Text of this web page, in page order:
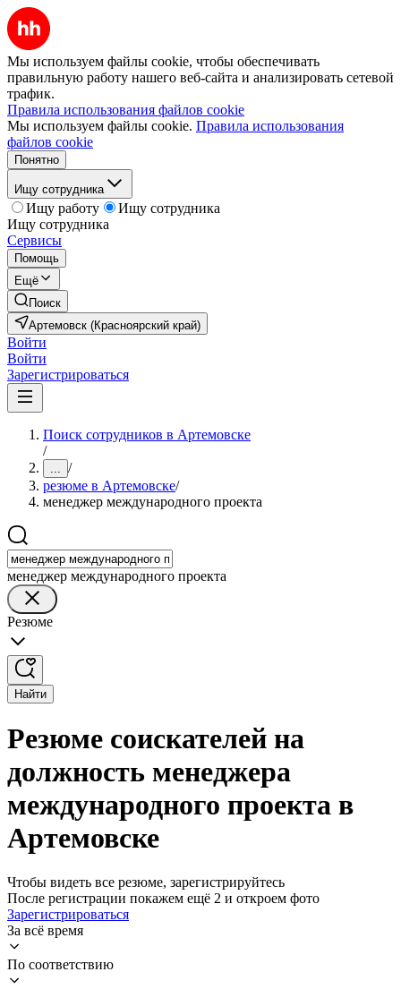
Мы используем файлы cookie, чтобы обеспечивать
правильную работу нашего веб-сайта и анализировать сетевой
трафик.
Правила использования файлов cookie
Мы используем файлы cookie. Правила использования
файлов cookie
Понятно
Ищу сотрудника
Ищу работу
Ищу сотрудника
Ищу сотрудника
Сервисы
Помощь
Ещё
Поиск
Артемовск (Красноярский край)
Войти
Войти
Зарегистрироваться
Поиск сотрудников в Артемовске
/
... /
резюме в Артемовске/
менеджер международного проекта
менеджер международного проекта
Резюме
Найти
Резюме соискателей на
должность менеджера
международного проекта в
Артемовске
Чтобы видеть все резюме, зарегистрируйтесь
После регистрации покажем ещё 2 и откроем фото
Зарегистрироваться
За всё время
По соответствию